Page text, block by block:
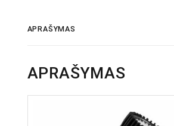
APRAŠYMAS
APRAŠYMAS